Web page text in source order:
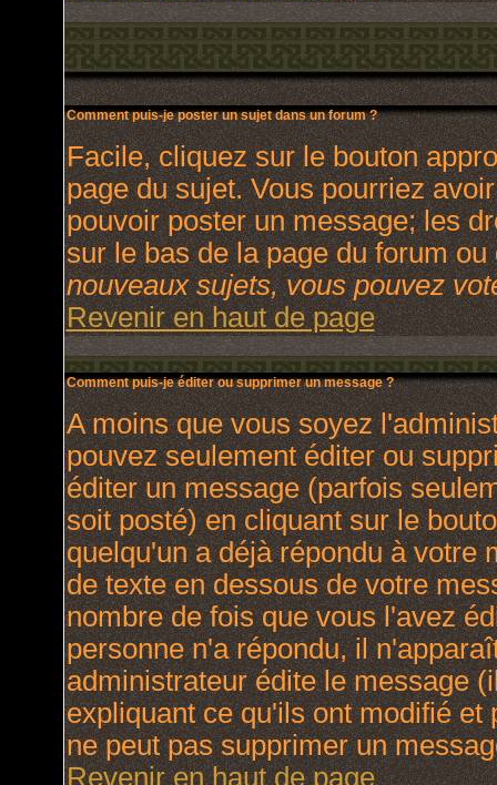
Comment puis-je poster un sujet dans un forum ?
Facile, cliquez sur le bouton
page du sujet. Vous pourriez
pouvoir poster un message; les
sur le bas de la page du forum
nouveaux sujets, vous pouvez
Revenir en haut de page
Comment puis-je éditer ou supprimer un message ?
A moins que vous soyez
pouvez seulement éditer ou
éditer un message (parfois
soit posté) en cliquant sur le
quelqu'un a déjà répondu à votre
de texte en dessous de votre
nombre de fois que vous l'avez
personne n'a répondu, il
administrateur édite le message
expliquant ce qu'ils ont modifié
ne peut pas supprimer un
Revenir en haut de page